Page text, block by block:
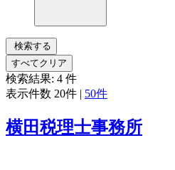
検索する
すべてクリア
検索結果: 4 件
表示件数 20件 | 50件
横田税理士事務所